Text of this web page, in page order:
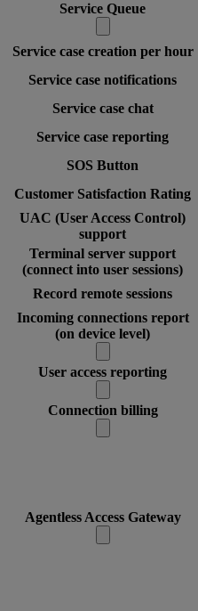
Service Queue
Service case creation per hour
Service case notifications
Service case chat
Service case reporting
SOS Button
Customer Satisfaction Rating
UAC (User Access Control)
support
Terminal server support
(connect into user sessions)
Record remote sessions
Incoming connections report
(on device level)
User access reporting
Connection billing
Agentless Access Gateway